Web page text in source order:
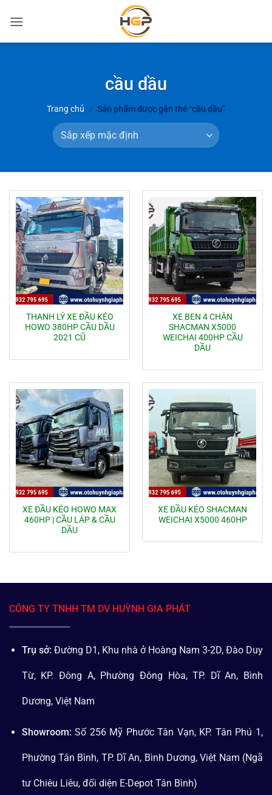
qua
cầu dầu
Trang chủ / Sản phẩm được gắn thẻ “cầu dầu”
THANH LÝ XE ĐẦU KÉO
HOWO 380HP CẦU DẦU
2021 CŨ
XE BEN 4 CHÂN
SHACMAN X5000
WEICHAI 400HP CẦU
DẦU
XE ĐẦU KÉO HOWO MAX
460HP | CẦU LÁP & CẦU
DẦU
XE ĐẦU KÉO SHACMAN
WEICHAI X5000 460HP
CÔNG TY TNHH TM DV HUỲNH GIA PHÁT
Trụ sở: Đường D1, Khu nhà ở Hoàng Nam 3-2D, Đào Duy
Từ, KP. Đông A, Phường Đông Hòa, TP. Dĩ An, Bình
Dương, Việt Nam
Showroom: Số 256 Mỹ Phước Tân Vạn, KP. Tân Phú 1,
Phường Tân Bình, TP. Dĩ An, Bình Dương, Việt Nam (Ngã
tư Chiêu Liêu, đối diện E-Depot Tân Bình)